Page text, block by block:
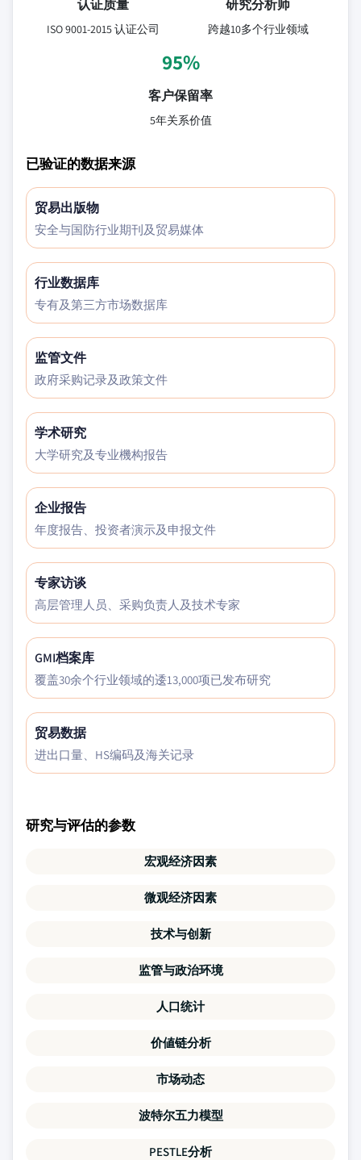
认证质量
ISO 9001-2015 认证公司
研究分析师
跨越10多个行业领域
95%
客户保留率
5年关系价值
已验证的数据来源
贸易出版物
安全与国防行业期刊及贸易媒体
行业数据库
专有及第三方市场数据库
监管文件
政府采购记录及政策文件
学术研究
大学研究及专业機构报告
企业报告
年度报告、投资者演示及申报文件
专家访谈
高层管理人员、采购负责人及技术专家
GMI档案库
覆盖30余个行业领域的逶13,000项已发布研究
贸易数据
进出口量、HS编码及海关记录
研究与评估的参数
宏观经济因素
微观经济因素
技术与创新
监管与政治环境
人口统计
价値链分析
市场动态
波特尔五力模型
PESTLE分析